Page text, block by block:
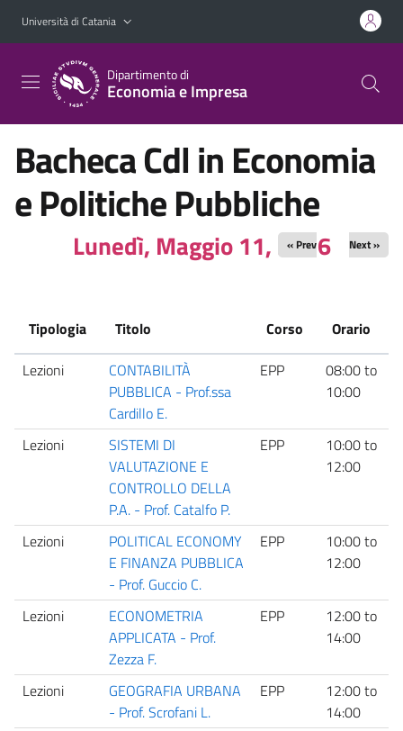
Vai al contenuto principale
Vai al menu di navigazione
Università di Catania
Dipartimento di
Economia e Impresa
Bacheca Cdl in Economia
e Politiche Pubbliche
Lunedì, Maggio 11, 2026
« Prev Next »
Tipologia Titolo Corso Orario
Lezioni
CONTABILITÀ
PUBBLICA - Prof.ssa
Cardillo E.
EPP 08:00to
10:00
Lezioni
SISTEMI DI
VALUTAZIONE E
CONTROLLO DELLA
P.A. - Prof. Catalfo P.
EPP 10:00to
12:00
Lezioni
POLITICAL ECONOMY
E FINANZA PUBBLICA
- Prof. Guccio C.
EPP 10:00to
12:00
Lezioni
ECONOMETRIA
APPLICATA - Prof.
Zezza F.
EPP 12:00to
14:00
Lezioni
GEOGRAFIA URBANA
- Prof. Scrofani L.
EPP 12:00to
14:00